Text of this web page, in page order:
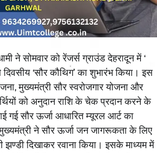
ने सोमवार को रेंजर्स ग्राउंड देहरादून में ‘
‘सौर कौथिग’ का शुभारंभ किया। इस
मुख्यमंत्री सौर स्वरोजगार योजना और
को अनुदान राशि के चेक प्रदान करने के
गई सौर ऊर्जा आधारित म्यूरल आर्ट का
ने सौर ऊर्जा जन जागरूकता के लिए
झण्डी दिखाकर रवाना किया। इसके माध्यम में